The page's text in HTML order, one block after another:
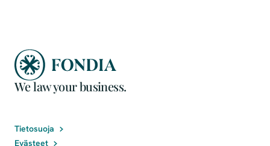
We law your business.
Tietosuoja
Evästeet